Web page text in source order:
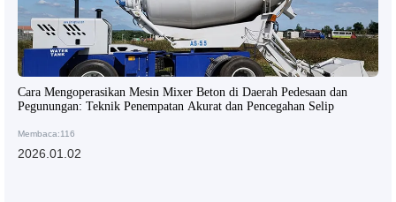
Cara Mengoperasikan Mesin Mixer Beton di Daerah Pedesaan dan
Pegunungan: Teknik Penempatan Akurat dan Pencegahan Selip
Membaca:116
2026.01.02